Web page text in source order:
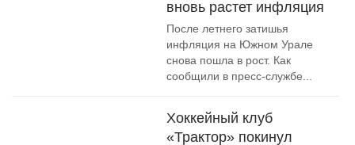
вновь растет инфляция
После летнего затишья
инфляция на Южном Урале
снова пошла в рост. Как
сообщили в пресс-службе...
Хоккейный клуб
«Трактор» покинул